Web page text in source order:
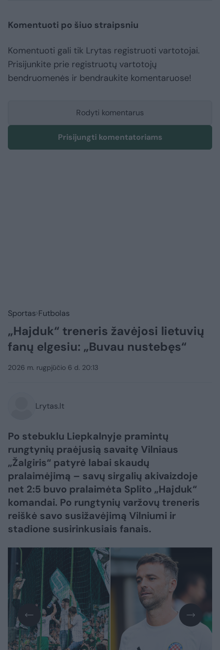
Komentuoti po šiuo straipsniu
Komentuoti gali tik Lrytas registruoti vartotojai.
Prisijunkite prie registruotų vartotojų
bendruomenės ir bendraukite komentaruose!
Rodyti komentarus
Prisijungti komentatoriams
Sportas Futbolas
„Hajduk“ treneris žavėjosi lietuvių
fanų elgesiu: „Buvau nustebęs“
2026 m. rugpjūčio 6 d. 20:13
Lrytas.lt
Po stebuklu Liepkalnyje pramintų
rungtynių praėjusią savaitę Vilniaus
„Žalgiris“ patyrė labai skaudų
pralaimėjimą – savų sirgalių akivaizdoje
net 2:5 buvo pralaimėta Splito „Hajduk“
komandai. Po rungtynių varžovų treneris
reiškė savo susižavėjimą Vilniumi ir
stadione susirinkusiais fanais.